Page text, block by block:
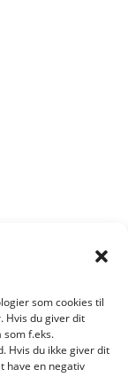
som cookies til
Hvis du giver dit
som f.eks.
Hvis du ikke giver dit
have en negativ